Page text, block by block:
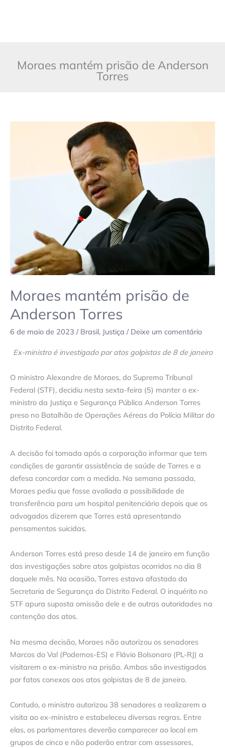
Moraes mantém prisão de Anderson
Torres
Moraes mantém prisão de
Anderson Torres
6 de maio de 2023 / Brasil, Justiça / Deixe um comentário
Ex-ministro é investigado por atos golpistas de 8 de janeiro
O ministro Alexandre de Moraes, do Supremo Tribunal
Federal (STF), decidiu nesta sexta-feira (5) manter o ex-
ministro da Justiça e Segurança Pública Anderson Torres
preso no Batalhão de Operações Aéreas da Polícia Militar do
Distrito Federal.
A decisão foi tomada após a corporação informar que tem
condições de garantir assistência de saúde de Torres e a
defesa concordar com a medida. Na semana passada,
Moraes pediu que fosse avaliada a possibilidade de
transferência para um hospital penitenciário depois que os
advogados dizerem que Torres está apresentando
pensamentos suicidas.
Anderson Torres está preso desde 14 de janeiro em função
das investigações sobre atos golpistas ocorridos no dia 8
daquele mês. Na ocasião, Torres estava afastado da
Secretaria de Segurança do Distrito Federal. O inquérito no
STF apura suposta omissão dele e de outras autoridades na
contenção dos atos.
Na mesma decisão, Moraes não autorizou os senadores
Marcos do Val (Podemos-ES) e Flávio Bolsonaro (PL-RJ) a
visitarem o ex-ministro na prisão. Ambos são investigados
por fatos conexos aos atos golpistas de 8 de janeiro.
Contudo, o ministro autorizou 38 senadores a realizarem a
visita ao ex-ministro e estabeleceu diversas regras. Entre
elas, os parlamentares deverão comparecer ao local em
grupos de cinco e não poderão entrar com assessores,